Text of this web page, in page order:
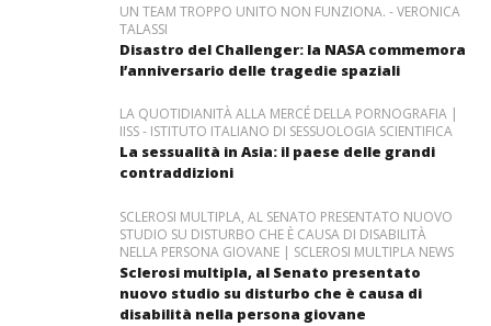
UN TEAM TROPPO UNITO NON FUNZIONA. - VERONICA
TALASSI
Disastro del Challenger: la NASA commemora
l’anniversario delle tragedie spaziali
LA QUOTIDIANITÀ ALLA MERCÉ DELLA PORNOGRAFIA |
IISS - ISTITUTO ITALIANO DI SESSUOLOGIA SCIENTIFICA
La sessualità in Asia: il paese delle grandi
contraddizioni
SCLEROSI MULTIPLA, AL SENATO PRESENTATO NUOVO
STUDIO SU DISTURBO CHE È CAUSA DI DISABILITÀ
NELLA PERSONA GIOVANE | SCLEROSI MULTIPLA NEWS
Sclerosi multipla, al Senato presentato
nuovo studio su disturbo che è causa di
disabilità nella persona giovane